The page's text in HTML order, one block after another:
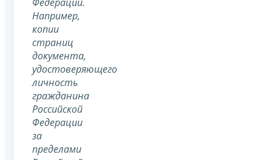
Например,
копии
страниц
документа,
удостоверяющего
личность
гражданина
Российской
Федерации
за
пределами